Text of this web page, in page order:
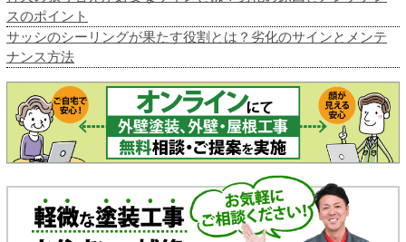
スのポイント
サッシのシーリングが果たす役割とは？劣化のサインとメンテ
ナンス方法